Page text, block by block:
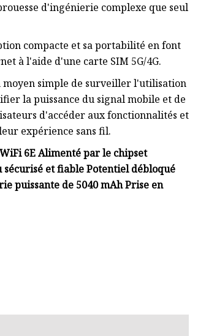
d'ingénierie complexe que seul
compacte et sa portabilité en font
à l'aide d'une carte SIM 5G/4G.
simple de surveiller l'utilisation
la puissance du signal mobile et de
d'accéder aux fonctionnalités et
expérience sans fil.
6E Alimenté par le chipset
et fiable Potentiel débloqué
puissante de 5040 mAh Prise en